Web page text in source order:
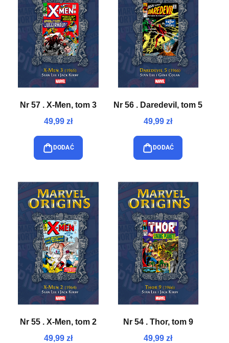
Nr 57 . X-Men, tom 3
49,99 zł
DODAĆ
Nr 56 . Daredevil, tom 5
49,99 zł
DODAĆ
Nr 55 . X-Men, tom 2
49,99 zł
Nr 54 . Thor, tom 9
49,99 zł